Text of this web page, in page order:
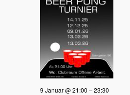
9 Januar @ 21:00 –23:30